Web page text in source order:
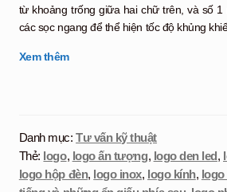
từ khoảng trống giữa hai chữ trên, và số
các sọc ngang để thể hiện tốc độ khủng
Xem thêm
Danh mục:Tư vấn kỹ thuật
Thẻ: logo, logo ấn tượng, logo den led,
logo hộp đèn, logo inox, logo kính, logo